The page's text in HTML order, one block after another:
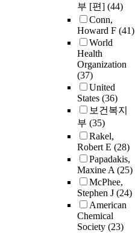
부 [편] (44)
Conn,
Howard F (41)
World
Health
Organization
(37)
United
States (36)
보건복지
부 (35)
Rakel,
Robert E (28)
Papadakis,
Maxine A(25)
McPhee,
Stephen J (24)
American
Chemical
Society (23)